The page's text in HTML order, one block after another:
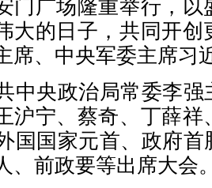
门广场隆重举行，
大的日子，共同开
席、中央军委主席习
中央政治局常委李
沪宁、蔡奇、丁薛
国国家元首、政府
、前政要等出席大会